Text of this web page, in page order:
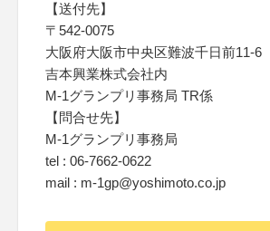
【送付先】
〒542-0075
大阪府大阪市中央区難波千日前11-6
吉本興業株式会社内
M-1グランプリ事務局 TR係
【問合せ先】
M-1グランプリ事務局
tel : 06-7662-0622
mail : m-1gp@yoshimoto.co.jp